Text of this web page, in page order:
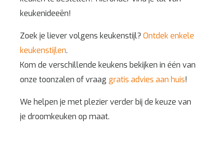
keukenideeën!
Zoek je liever volgens keukenstijl?Ontdek enkele
keukenstijlen.
Kom de verschillende keukens bekijken in één van
onze toonzalen of vraag gratis advies aan huis!
We helpen je met plezier verder bij de keuze van
je droomkeuken op maat.